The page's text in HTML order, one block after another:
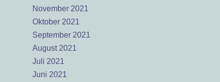
November 2021
Oktober 2021
September 2021
August 2021
Juli 2021
Juni 2021